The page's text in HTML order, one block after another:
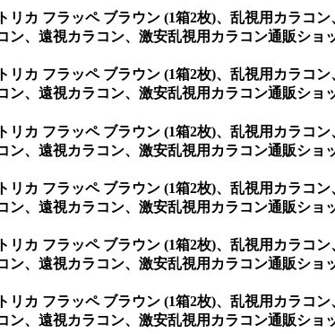
リカ フラッペ ブラウン (1箱2枚)、乱視用カラ
ン、遠視カラコン、激安乱視用カラコン通販ショ
リカ フラッペ ブラウン (1箱2枚)、乱視用カラ
ン、遠視カラコン、激安乱視用カラコン通販ショ
リカ フラッペ ブラウン (1箱2枚)、乱視用カラ
ン、遠視カラコン、激安乱視用カラコン通販ショ
リカ フラッペ ブラウン (1箱2枚)、乱視用カラ
ン、遠視カラコン、激安乱視用カラコン通販ショ
リカ フラッペ ブラウン (1箱2枚)、乱視用カラ
ン、遠視カラコン、激安乱視用カラコン通販ショ
リカ フラッペ ブラウン (1箱2枚)、乱視用カラ
ン、遠視カラコン、激安乱視用カラコン通販ショ